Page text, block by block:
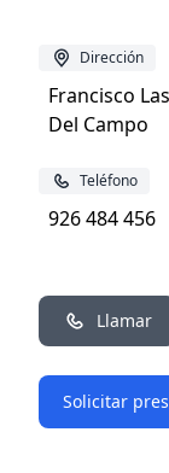
Dirección
Francisco
Del Campo
Teléfono
926 484 456
Llamar
Solicitar